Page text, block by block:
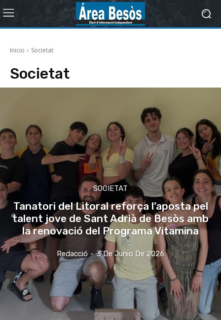
Inicio Societat
Societat
SOCIETAT
Tanatori del Litoral reforça l’aposta pel
talent jove de Sant Adrià de Besòs amb
la renovació del Programa Vitamina
Redacció - 3 De Junio De 2026